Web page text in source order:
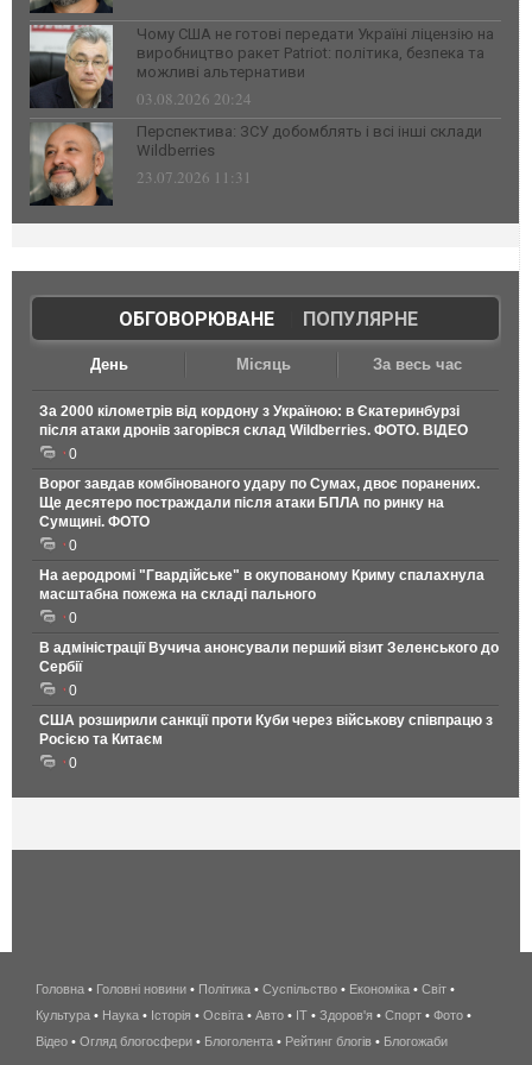
Чому США не готові передати Україні ліцензію на
виробництво ракет Patriot: політика, безпека та
можливі альтернативи
03.08.2026 20:24
Перспектива: ЗСУ добомблять і всі інші склади
Wildberries
23.07.2026 11:31
ОБГОВОРЮВАНЕ| ПОПУЛЯРНЕ
День Місяць За весь час
За 2000 кілометрів від кордону з Україною: в Єкатеринбурзі
після атаки дронів загорівся склад Wildberries. ФОТО. ВІДЕО
0
Ворог завдав комбінованого удару по Сумах, двоє поранених.
Ще десятеро постраждали після атаки БПЛА по ринку на
Сумщині. ФОТО
0
На аеродромі "Гвардійське" в окупованому Криму спалахнула
масштабна пожежа на складі пального
0
В адміністрації Вучича анонсували перший візит Зеленського до
Сербії
0
США розширили санкції проти Куби через військову співпрацю з
Росією та Китаєм
0
беспроводной
интернет
киев
Головна • Головні новини • Політика • Суспільство • Економіка • Світ •
Культура • Наука • Історія • Освіта • Авто • IT • Здоров'я • Спорт • Фото •
Відео • Огляд блогосфери • Блоголента • Рейтинг блогів • Блогожаби